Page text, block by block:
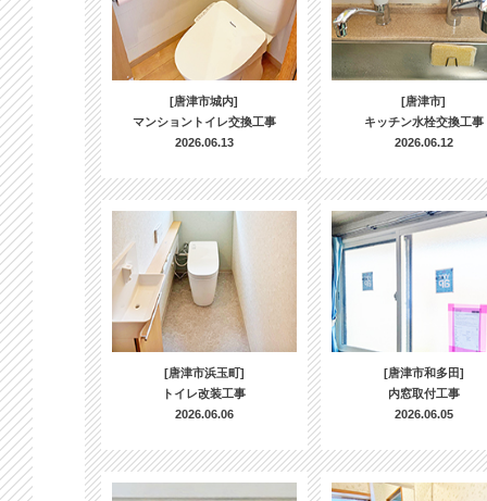
[唐津市城内]
マンショントイレ交換工事
2026.06.13
[唐津市]
キッチン水栓交換工事
2026.06.12
[唐津市浜玉町]
トイレ改装工事
2026.06.06
[唐津市和多田]
内窓取付工事
2026.06.05